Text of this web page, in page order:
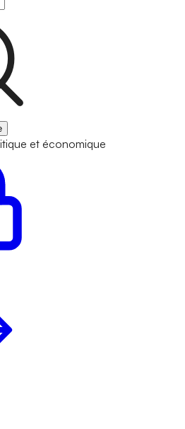
et économique